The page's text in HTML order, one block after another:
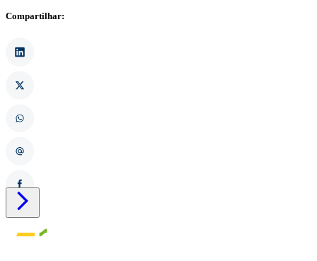
Compartilhar:
